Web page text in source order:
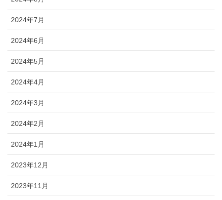
2024年7月
2024年6月
2024年5月
2024年4月
2024年3月
2024年2月
2024年1月
2023年12月
2023年11月